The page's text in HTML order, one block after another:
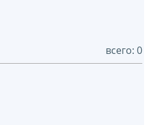
всего: 0